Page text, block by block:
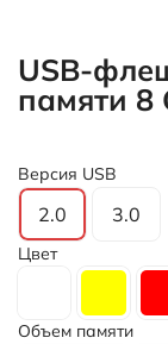
USB-
памяти 8
Версия USB
2.0 3.0
Цвет
Объем памяти